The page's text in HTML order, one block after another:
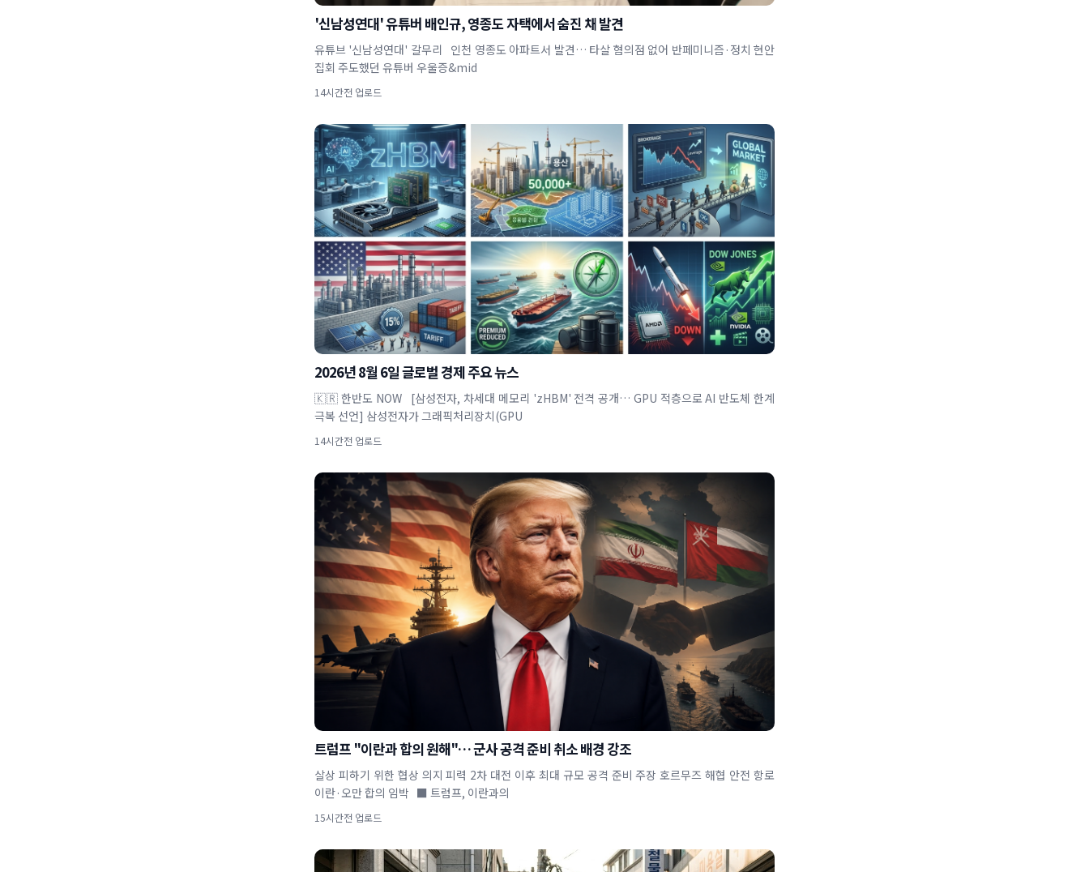
'신남성연대' 유튜버 배인규, 영종도 자택에서 숨진 채 발견
유튜브 '신남성연대' 갈무리 인천 영종도 아파트서 발견… 타살 혐의점 없어 반페미니즘·정치 현안
집회 주도했던 유튜버 우울증&mid
14시간전 업로드
2026년 8월 6일 글로벌 경제 주요 뉴스
🇰🇷 한반도 NOW [삼성전자, 차세대 메모리 'zHBM' 전격 공개… GPU 적층으로 AI 반도체 한계
극복 선언] 삼성전자가 그래픽처리장치(GPU
14시간전 업로드
트럼프 "이란과 합의 원해"… 군사 공격 준비 취소 배경 강조
살상 피하기 위한 협상 의지 피력 2차 대전 이후 최대 규모 공격 준비 주장 호르무즈 해협 안전 항로
이란·오만 합의 임박 ■ 트럼프, 이란과의
15시간전 업로드